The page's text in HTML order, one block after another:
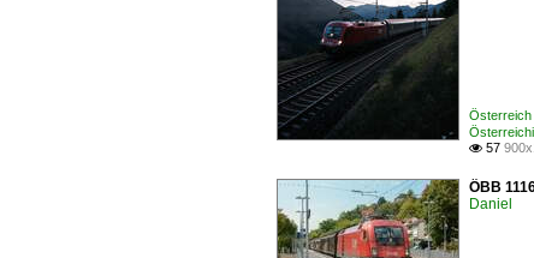
 57
ÖBB
Daniel